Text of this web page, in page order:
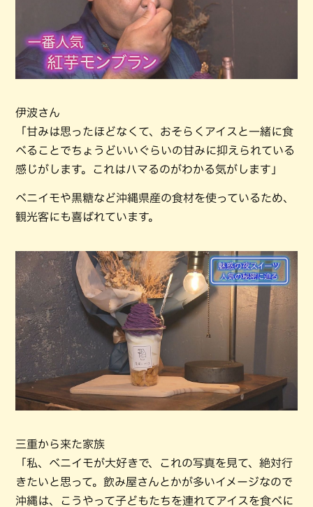
伊波さん
「甘みは思ったほどなくて、おそらくアイスと一緒に食
べることでちょうどいいぐらいの甘みに抑えられている
感じがします。これはハマるのがわかる気がします」
ベニイモや黒糖など沖縄県産の食材を使っているため、
観光客にも喜ばれています。
三重から来た家族
「私、ベニイモが大好きで、これの写真を見て、絶対行
きたいと思って。飲み屋さんとかが多いイメージなので
沖縄は、こうやって子どもたちを連れてアイスを食べに